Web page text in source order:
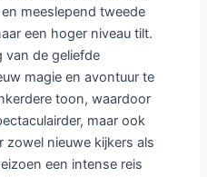
meeslepend tweede
een hoger niveau tilt.
van de geliefde
magie en avontuur te
toon, waardoor
maar ook
zowel nieuwe kijkers als
een intense reis